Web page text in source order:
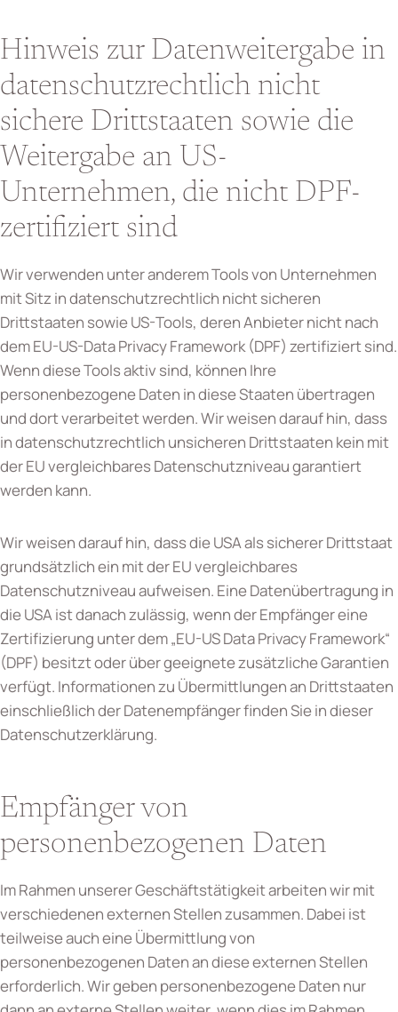
Hinweis zur Datenweitergabe in
datenschutzrechtlich nicht
sichere Drittstaaten sowie die
Weitergabe an US-
Unternehmen, die nicht DPF-
zertifiziert sind
Wir verwenden unter anderem Tools von Unternehmen
mit Sitz in datenschutzrechtlich nicht sicheren
Drittstaaten sowie US-Tools, deren Anbieter nicht nach
dem EU-US-Data Privacy Framework (DPF) zertifiziert sind.
Wenn diese Tools aktiv sind, können Ihre
personenbezogene Daten in diese Staaten übertragen
und dort verarbeitet werden. Wir weisen darauf hin, dass
in datenschutzrechtlich unsicheren Drittstaaten kein mit
der EU vergleichbares Datenschutzniveau garantiert
werden kann.
Wir weisen darauf hin, dass die USA als sicherer Drittstaat
grundsätzlich ein mit der EU vergleichbares
Datenschutzniveau aufweisen. Eine Datenübertragung in
die USA ist danach zulässig, wenn der Empfänger eine
Zertifizierung unter dem „EU-US Data Privacy Framework“
(DPF) besitzt oder über geeignete zusätzliche Garantien
verfügt. Informationen zu Übermittlungen an Drittstaaten
einschließlich der Datenempfänger finden Sie in dieser
Datenschutzerklärung.
Empfänger von
personenbezogenen Daten
Im Rahmen unserer Geschäftstätigkeit arbeiten wir mit
verschiedenen externen Stellen zusammen. Dabei ist
teilweise auch eine Übermittlung von
personenbezogenen Daten an diese externen Stellen
erforderlich. Wir geben personenbezogene Daten nur